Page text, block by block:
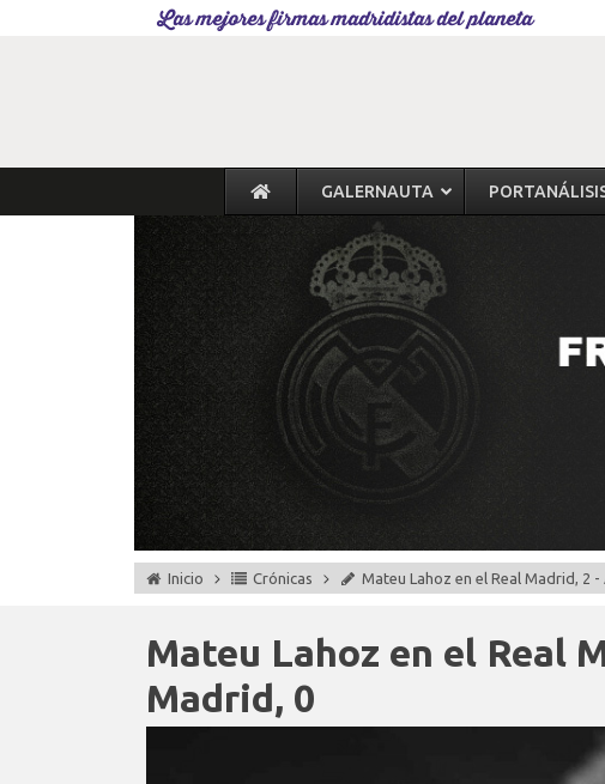
Las mejores firmas madridistas del planeta
GALERNAUTA
Inicio Crónicas Mateu Lahoz en el Real Madrid, 2
Mateu Lahoz en el Real
Madrid, 0